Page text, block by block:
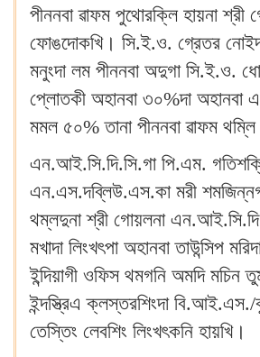
পীননবা ৱাফম পুথোরক্লি হায়না শ্রী
ফোঙদোকখি‍। সি.ই.ও. গ্রেতর
মনুংদা লম পীননবা অদুগা সি.ই.ও.
প্লোতকী অহানবা ৩০%দা অহানবা
মমল ৫০% তানা পীননবা ৱাফম
এন.আই.সি.দি.সি.গা পি.এম.
এন.এস.দব্লিউ.এস.কা মরী
থম্লদুনা শ্রী গোয়লনা
মখাদা লিংখৎপা অহানবা তাউন্সিপ
ইন্দিয়াগী ওফিস থমগনি অমদি মচিন
ইন্দস্ত্রিএ ক্লস্তরশিংদা
তেস্তিং লেবশিং লিংখৎকনি হায়খি‍।